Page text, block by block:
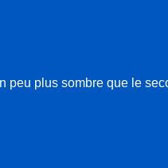
peu plus sombre que le